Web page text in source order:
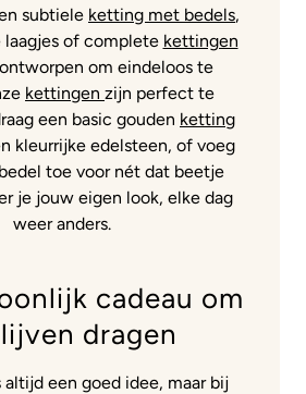
subtiele ketting met bedels,
laagjes of complete kettingen
om eindeloos te
kettingen zijn perfect te
een basic gouden ketting
kleurrijke edelsteen, of voeg
toe voor nét dat beetje
je jouw eigen look, elke dag
weer anders.
cadeau om
dragen
altijd een goed idee, maar bij